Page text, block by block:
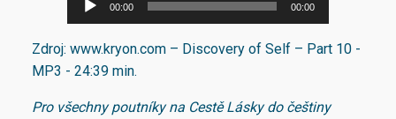
u
d
p
00:00 00:00
Zdroj: www.kryon.com – Discovery of Self – Part 10 -
MP3 - 24:39 min.
Pro všechny poutníky na Cestě Lásky do češtiny